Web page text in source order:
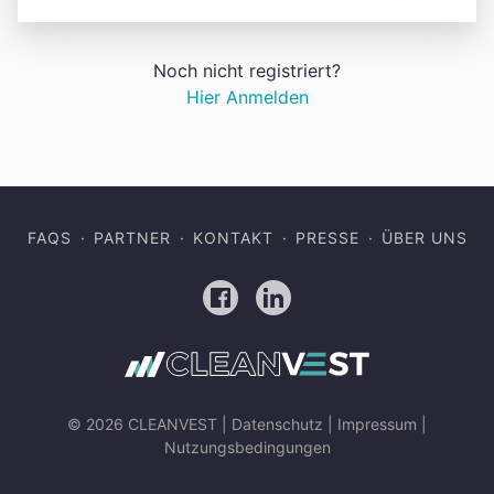
Noch nicht registriert?
Hier Anmelden
FAQS PARTNER KONTAKT PRESSE ÜBER UNS
FacebookLinkedIn
© 2026 CLEANVEST | Datenschutz Impressum
Nutzungsbedingungen